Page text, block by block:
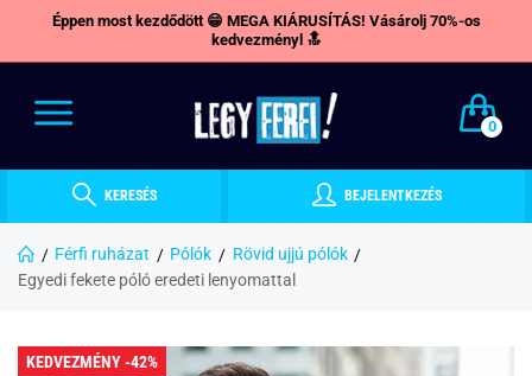
Éppen most kezdődött 😁 MEGA KIÁRUSÍTÁS! Vásárolj 70%-os
kedvezményl 🔝
0
KERESÉS BEJELENTKEZÉS
Férfi ruházat Pólók
Rövid ujjú pólók
Egyedi fekete póló eredeti lenyomattal
KEDVEZMÉNY -42%